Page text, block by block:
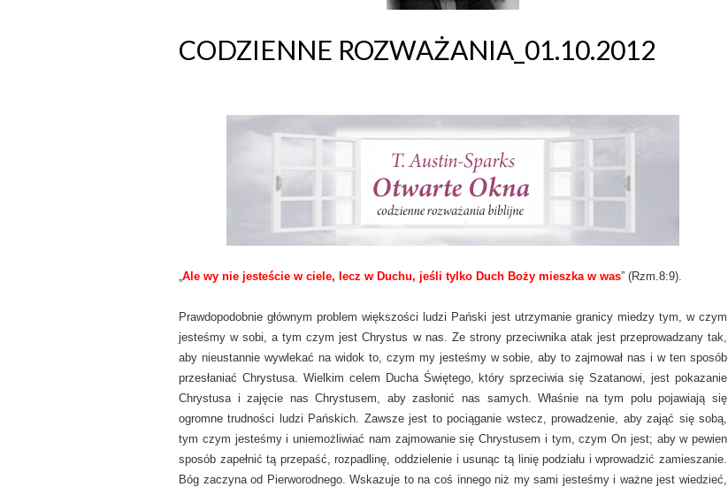
CODZIENNE ROZWAŻANIA_01.10.2012
„Ale wy nie jesteście w ciele, lecz w Duchu, jeśli tylko Duch Boży mieszka w was” (Rzm.8:9).
Prawdopodobnie głównym problem większości ludzi Pański jest utrzymanie granicy miedzy tym, w czym
jesteśmy w sobi, a tym czym jest Chrystus w nas. Ze strony przeciwnika atak jest przeprowadzany tak,
aby nieustannie wywlekać na widok to, czym my jesteśmy w sobie, aby to zajmował nas i w ten sposób
przesłaniać Chrystusa. Wielkim celem Ducha Świętego, który sprzeciwia się Szatanowi, jest pokazanie
Chrystusa i zajęcie nas Chrystusem, aby zasłonić nas samych. Właśnie na tym polu pojawiają się
ogromne trudności ludzi Pańskich. Zawsze jest to pociąganie wstecz, prowadzenie, aby zająć się sobą,
tym czym jesteśmy i uniemożliwiać nam zajmowanie się Chrystusem i tym, czym On jest; aby w pewien
sposób zapełnić tą przepaść, rozpadlinę, oddzielenie i usunąc tą linię podziału i wprowadzić zamieszanie.
Bóg zaczyna od Pierworodnego. Wskazuje to na coś innego niż my sami jesteśmy i ważne jest wiedzieć,